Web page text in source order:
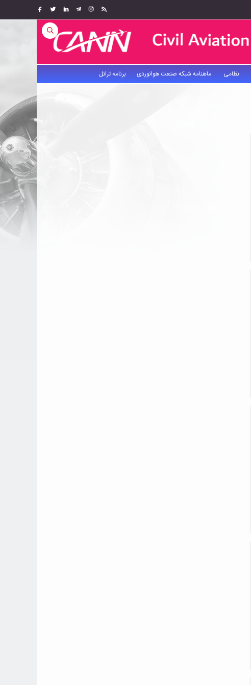
نظامی ماهنامه شبکه صنعت هوانوردی برنامه تراتل